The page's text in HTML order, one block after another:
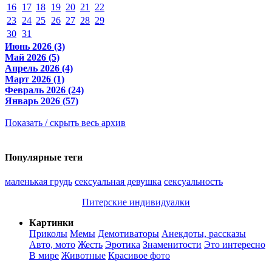
16 17 18 19 20 21
22
23 24 25 26 27 28 29
30 31
Июнь 2026 (3)
Май 2026 (5)
Апрель 2026 (4)
Март 2026 (1)
Февраль 2026 (24)
Январь 2026 (57)
Показать / скрыть весь архив
Популярные теги
маленькая грудь сексуальная девушка сексуальность
Питерские индивидуалки
Картинки
Приколы Мемы Демотиваторы Анекдоты, рассказы
Авто, мото Жесть Эротика Знаменитости Это интересно
В мире Животные Красивое фото